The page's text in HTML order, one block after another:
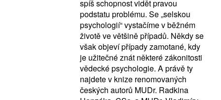
spíš schopnost vidět pravou
podstatu problému. Se „selskou
psychologií“ vystačíme v běžném
životě ve většině případů. Někdy se
však objeví případy zamotané, kdy
je užitečné znát některé zákonitosti
vědecké psychologie. A právě ty
najdete v knize renomovaných
českých autorů MUDr. Radkina